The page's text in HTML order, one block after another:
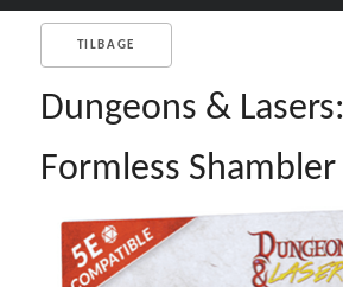
TILBAGE
Dungeons & Lasers:
Formless Shambler